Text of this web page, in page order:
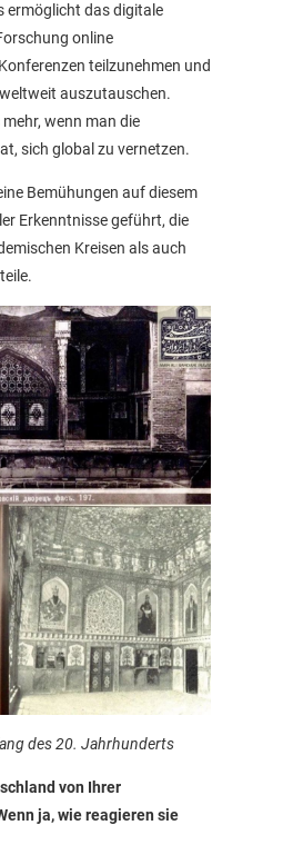
ermöglicht das digitale
online
teilzunehmen und
auszutauschen.
wenn man die
sich global zu vernetzen.
Bemühungen auf diesem
Erkenntnisse geführt, die
Kreisen als auch
des 20. Jahrhunderts
von Ihrer
ja, wie reagieren sie